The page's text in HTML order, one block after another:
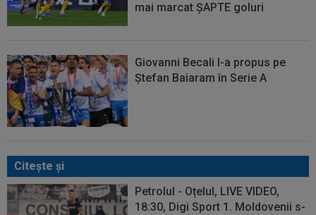
mai marcat ȘAPTE goluri
Giovanni Becali l-a propus pe
Ștefan Baiaram în Serie A
Citeşte şi
Petrolul - Oțelul, LIVE VIDEO,
18:30, Digi Sport 1. Moldovenii s-